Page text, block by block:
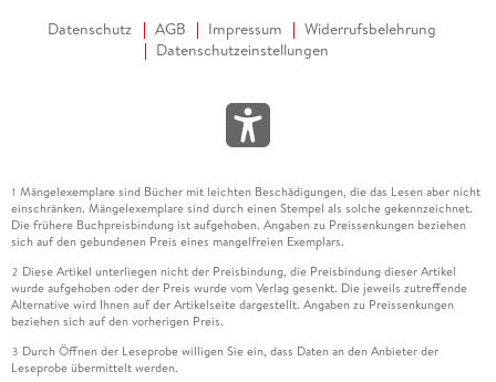
Datenschutz AGB Impressum
Widerrufsbelehrung
Datenschutzeinstellungen
1 Mängelexemplare sind Bücher mit leichten Beschädigungen, die das Lesen aber nicht
einschränken. Mängelexemplare sind durch einen Stempel als solche gekennzeichnet.
Die frühere Buchpreisbindung ist aufgehoben. Angaben zu Preissenkungen beziehen
sich auf den gebundenen Preis eines mangelfreien Exemplars.
2 Diese Artikel unterliegen nicht der Preisbindung, die Preisbindung dieser Artikel
wurde aufgehoben oder der Preis wurde vom Verlag gesenkt. Die jeweils zutreffende
Alternative wird Ihnen auf der Artikelseite dargestellt. Angaben zu Preissenkungen
beziehen sich auf den vorherigen Preis.
3 Durch Öffnen der Leseprobe willigen Sie ein, dass Daten an den Anbieter der
Leseprobe übermittelt werden.